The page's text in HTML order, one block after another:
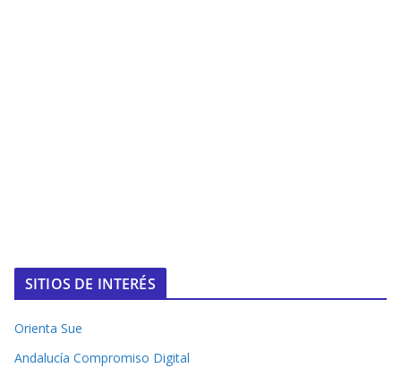
SITIOS DE INTERÉS
Orienta Sue
Andalucía Compromiso Digital